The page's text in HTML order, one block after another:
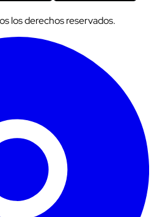
los derechos reservados.